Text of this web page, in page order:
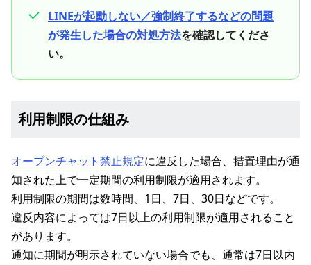
LINEが起動しない／強制終了するなどの問題
が発生した場合の対処方法を確認してくださ
い。
利用制限の仕組み
オープンチャット禁止規定に違反した場合、措置理由が通
知された上で一定期間の利用制限が適用されます。
利用制限の期間は数時間、1日、7日、30日などです。
違反内容によっては7日以上の利用制限が適用されること
があります。
通知に期間が明示されていない場合でも、通常は7日以内